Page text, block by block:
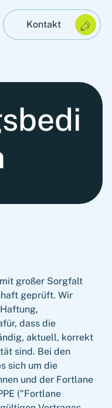
Kontakt
großer Sorgfalt
geprüft. Wir
dass die
aktuell, korrekt
sind. Bei den
sich um die
und der Fortlane
("Fortlane